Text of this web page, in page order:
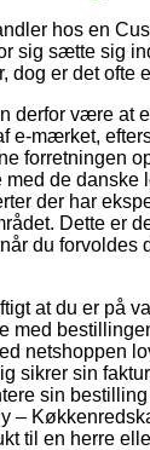
hos en
sig sætte sig
dog er det ofte
derfor være at
e-mærket,
forretningen
de danske
der har
Dette er
du forvoldes
at du er på
med
netshoppen
sikrer sin
sin
–
til en herre